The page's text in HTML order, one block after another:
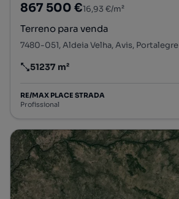
867 500 €16,93 €/m²
Terreno para venda
7480-051, Aldeia Velha, Avis, Portalegre
Preço por metro quadrado
51237 m²
RE/MAX PLACE STRADA
Profissional